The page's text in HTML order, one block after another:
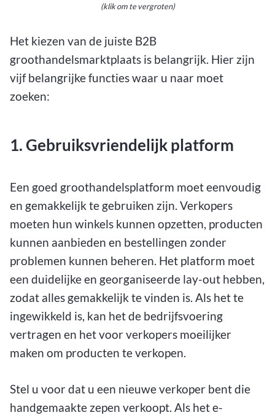
(klik om te vergroten)
Het kiezen van de juiste B2B
groothandelsmarktplaats is belangrijk. Hier zijn
vijf belangrijke functies waar u naar moet
zoeken:
1. Gebruiksvriendelijk platform
Een goed groothandelsplatform moet eenvoudig
en gemakkelijk te gebruiken zijn. Verkopers
moeten hun winkels kunnen opzetten, producten
kunnen aanbieden en bestellingen zonder
problemen kunnen beheren. Het platform moet
een duidelijke en georganiseerde lay-out hebben,
zodat alles gemakkelijk te vinden is. Als het te
ingewikkeld is, kan het de bedrijfsvoering
vertragen en het voor verkopers moeilijker
maken om producten te verkopen.
Stel u voor dat u een nieuwe verkoper bent die
handgemaakte zepen verkoopt. Als het e-